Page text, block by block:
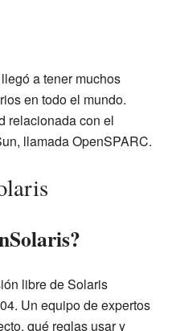
a tener muchos
en todo el mundo.
relacionada con el
llamada OpenSPARC.
libre de Solaris
Un equipo de expertos
qué reglas usar y